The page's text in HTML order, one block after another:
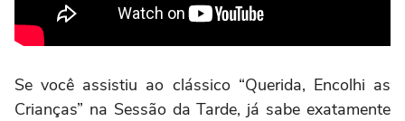
Se você assistiu ao clássico “Querida, Encolhi as
Crianças” na Sessão da Tarde, já sabe exatamente